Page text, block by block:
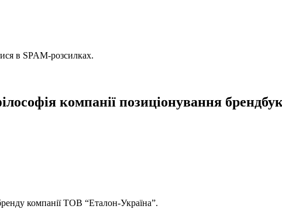
в SPAM-розсилках.
компанії позиціонування брендбук
компанії ТОВ “Еталон-Україна”.